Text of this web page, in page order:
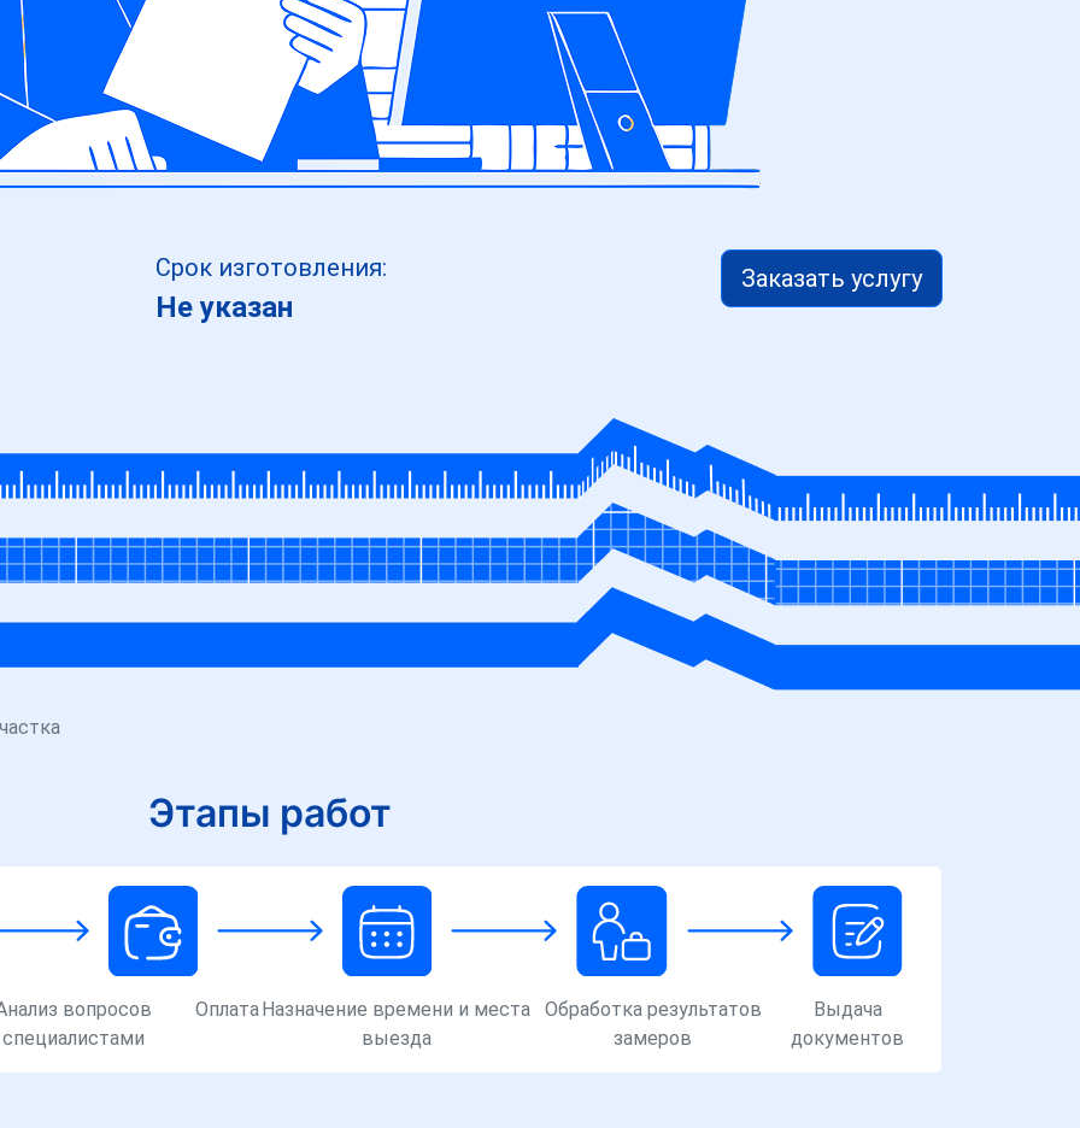
Срок изготовления:
Не указан
Заказать услугу
Этапы работ
вопросов
специалистами
ОплатаНазначение времени и места
выезда
Обработка результатов
замеров
Выдача
документов